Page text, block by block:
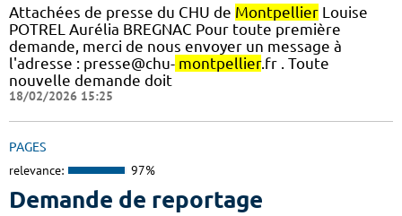
Attachées de presse du CHU de Montpellier Louise
POTREL Aurélia BREGNAC Pour toute première
demande, merci de nous envoyer un message à
l'adresse : presse@chu- montpellier.fr . Toute
nouvelle demande doit
18/02/2026 15:25
PAGES
relevance: 97%
Demande de reportage